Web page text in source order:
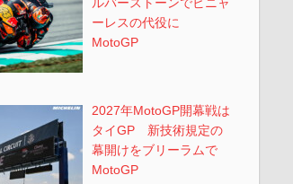
ーレスの代役に
MotoGP
2027年MotoGP開幕戦は
タイGP 新技術規定の
幕開けをブリーラムで
MotoGP